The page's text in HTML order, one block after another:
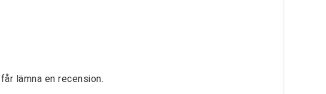
lämna en recension.